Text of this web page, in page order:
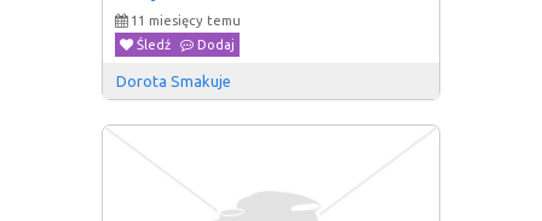
11 miesięcy temu
Śledź
Dodaj
Dorota Smakuje